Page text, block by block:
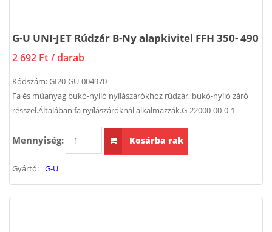
G-U UNI-JET Rúdzár B-Ny alapkivitel FFH 350- 490
2 692 Ft / darab
Kódszám:GI20-GU-004970
Fa és műanyag bukó-nyíló nyílászárókhoz rúdzár, bukó-nyíló záró
résszel.Általában fa nyílászáróknál alkalmazzák.G-22000-00-0-1
Mennyiség: Kosárba rak
Gyártó: G-U